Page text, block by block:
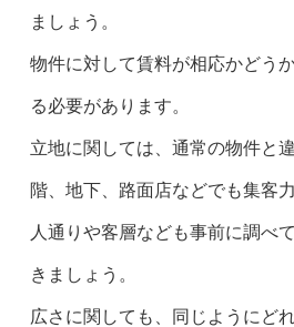
ましょう。
物件に対して賃料が相応かどう
る必要があります。
立地に関しては、通常の物件と
階、地下、路面店などでも集客
人通りや客層なども事前に調べ
きましょう。
広さに関しても、同じようにど